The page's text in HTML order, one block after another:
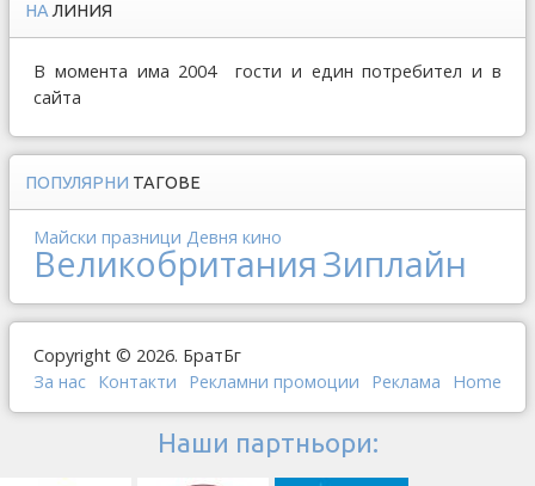
НА ЛИНИЯ
В момента има 2004 гости и един потребител и в
сайта
ПОПУЛЯРНИ ТАГОВЕ
Майски празници Девня кино
ВеликобританияЗиплайн
Copyright © 2026. БратБг
За нас Контакти Рекламни промоции Реклама Home
Наши партньори: